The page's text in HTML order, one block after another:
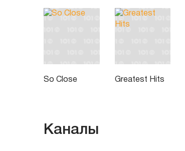
So Close Greatest Hits
Каналы